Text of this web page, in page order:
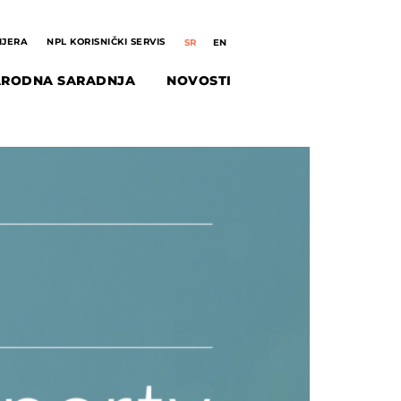
NPL KORISNIČKI SERVIS
SARADNJA NOVOSTI
Guide 2026 –